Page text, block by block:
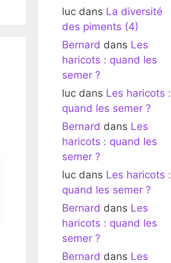
luc dans La diversité
des piments (4)
Bernard dans Les
haricots : quand les
semer ?
luc dans Les haricots :
quand les semer ?
Bernard dans Les
haricots : quand les
semer ?
luc dans Les haricots :
quand les semer ?
Bernard dans Les
haricots : quand les
semer ?
Bernard dans Les